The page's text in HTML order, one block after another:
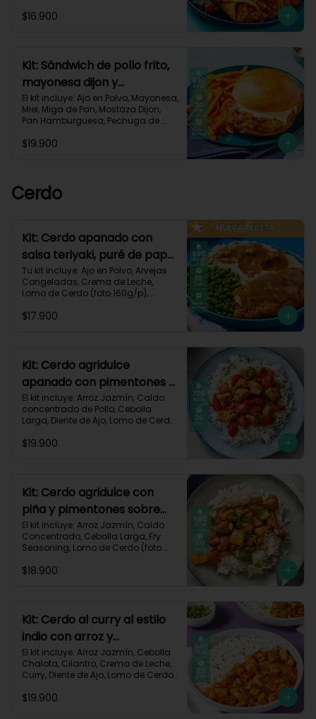
Tomate, Tortillas de Harina, Receta
Grasas 30g | Proteínas 40g
$16.900
Kit: Sándwich de pollo frito,
mayonesa dijon y
zanahorias asadas-79
El kit incluye: Ajo en Polvo, Mayonesa,
Miel, Miga de Pan, Mostaza Dijon,
Pan Hamburguesa, Pechuga de
Zanahoria.Receta Impresa.
$19.900
Cerdo
Kit: Cerdo apanado con
salsa teriyaki, puré de papa
al ajillo y arvejas-150
Tu kit incluye: Ajo en Polvo, Arvejas
Congeladas, Crema de Leche,
Lomo de Cerdo (foto 160g/p),
Pastusa, Salsa teriyaki, Receta
Grasas 45g | Proteínas 40g
$17.900
Kit: Cerdo agridulce
apanado con pimentones y
arroz jazmín-116
El kit incluye: Arroz Jazmín, Caldo
concentrado de Pollo, Cebolla
Larga, Diente de Ajo, Lomo de Cerdo
Pimentón Rojo, Salsa de Soya,
Carbohidratos 87g | Grasas 21g |
Proteínas 44g
$19.900
Kit: Cerdo agridulce con
piña y pimentones sobre
arroz jazmín-101
El kit incluye: Arroz Jazmín, Caldo
Concentrado, Cebolla Larga, Fry
Seasoning, Lomo de Cerdo (foto
Piña, Salsa de Soya, Vinagre de
Proteínas 41g
$18.900
Kit: Cerdo al curry al estilo
indio con arroz y
pimentón-73
El kit incluye: Arroz Jazmín, Cebolla
Chalota, Cilantro, Crema de Leche,
Curry, Diente de Ajo, Lomo de Cerdo
Rojo, Sour Cream, Receta Impresa.
$19.900